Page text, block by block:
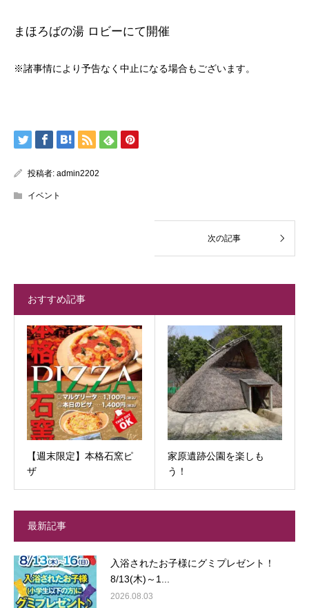
まほろばの湯 ロビーにて開催
※諸事情により予告なく中止になる場合もございます。
投稿者: admin2202
イベント
おすすめ記事
【週末限定】本格石窯ピ
ザ
家原遺跡公園を楽しも
う！
最新記事
入浴されたお子様にグミプレゼント！
8/13(木)～1...
2026.08.03